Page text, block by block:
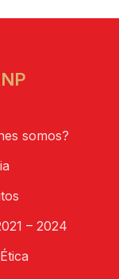
somos?
– 2024